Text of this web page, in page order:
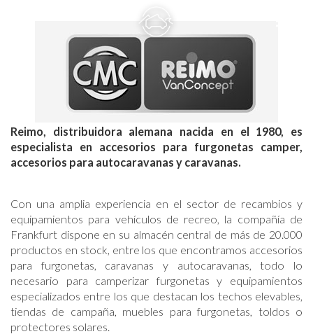
Reimo, distribuidora alemana nacida en el 1980, es
especialista en accesorios para furgonetas camper,
accesorios para autocaravanas y caravanas.
Con una amplia experiencia en el sector de recambios y
equipamientos para vehículos de recreo, la compañía de
Frankfurt dispone en su almacén central de más de 20.000
productos en stock, entre los que encontramos accesorios
para furgonetas, caravanas y autocaravanas, todo lo
necesario para camperizar furgonetas y equipamientos
especializados entre los que destacan los techos elevables,
tiendas de campaña, muebles para furgonetas, toldos o
protectores solares.